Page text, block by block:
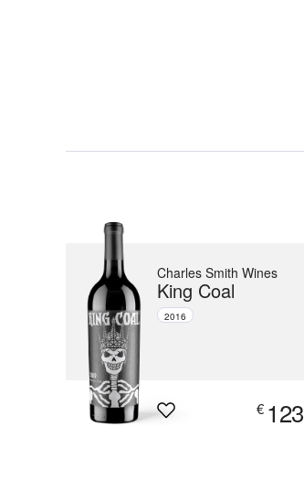
Charles Smith Wines
King Coal
2016
€ 123